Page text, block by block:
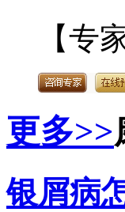
【专
更多>>
银屑病